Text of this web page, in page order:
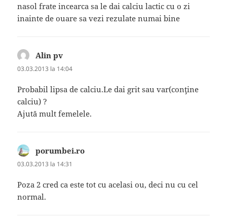
nasol frate incearca sa le dai calciu lactic cu o zi
inainte de ouare sa vezi rezulate numai bine
Alin pv
03.03.2013 la 14:04
Probabil lipsa de calciu.Le dai grit sau var(conţine
calciu) ?
Ajută mult femelele.
porumbei.ro
03.03.2013 la 14:31
Poza 2 cred ca este tot cu acelasi ou, deci nu cu cel
normal.